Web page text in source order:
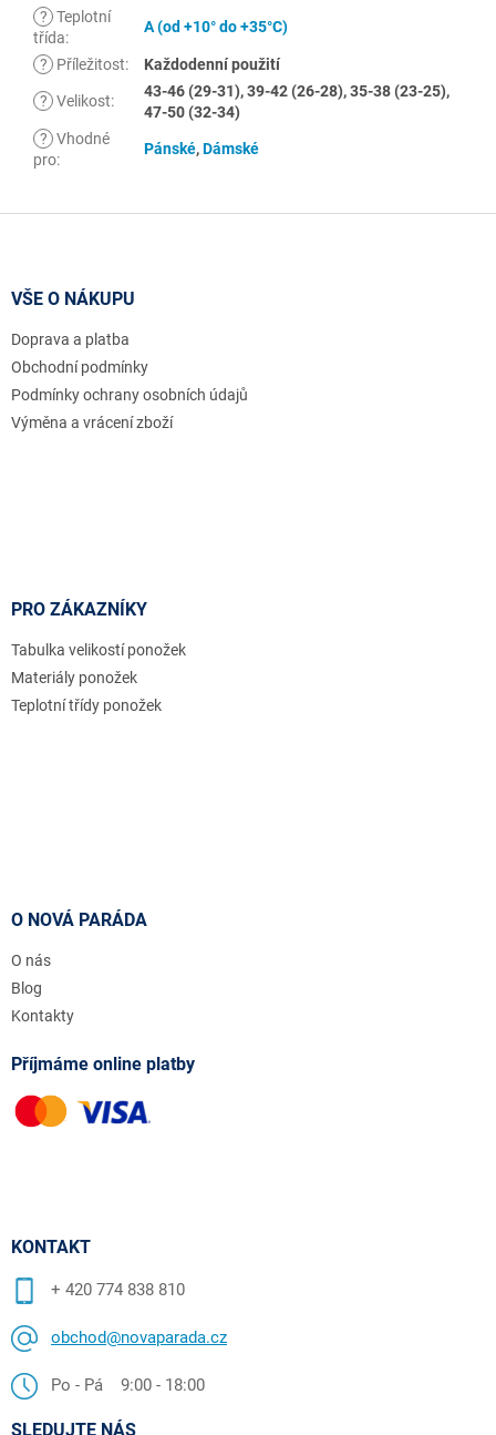
? Teplotní
třída:
A (od +10° do +35°C)
? Příležitost: Každodenní použití
? Velikost:
43-46 (29-31), 39-42 (26-28), 35-38 (23-25),
47-50 (32-34)
? Vhodné
pro:
Pánské,Dámské
VŠE O NÁKUPU
Doprava a platba
Obchodní podmínky
Podmínky ochrany osobních údajů
Výměna a vrácení zboží
PRO ZÁKAZNÍKY
Tabulka velikostí ponožek
Materiály ponožek
Teplotní třídy ponožek
O NOVÁ PARÁDA
O nás
Blog
Kontakty
Příjmáme online platby
KONTAKT
+ 420 774 838 810
obchod@novaparada.cz
Po - Pá 9:00 - 18:00
SLEDUJTE NÁS